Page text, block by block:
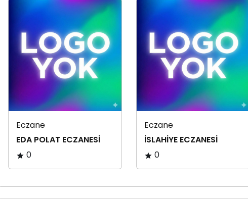
Eczane
EDA POLAT ECZANESİ
0
Eczane
İSLAHİYE ECZANESİ
0